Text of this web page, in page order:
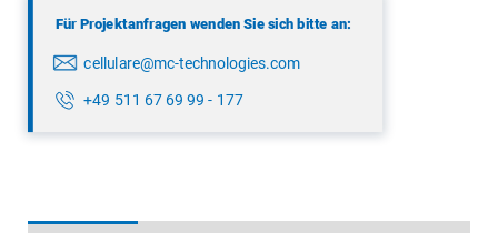
Für Projektanfragen wenden Sie sich bitte an:
cellulare@mc-technologies.com
+49 511 67 69 99 - 177